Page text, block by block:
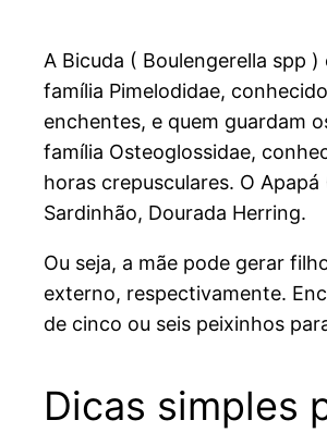
A Bicuda ( Boulengerella spp
família Pimelodidae,
enchentes, e quem guardam
família Osteoglossidae,
horas crepusculares. O
Sardinhão, Dourada Herring.
Ou seja, a mãe pode gerar
externo, respectivamente.
de cinco ou seis peixinhos
Dicas simples